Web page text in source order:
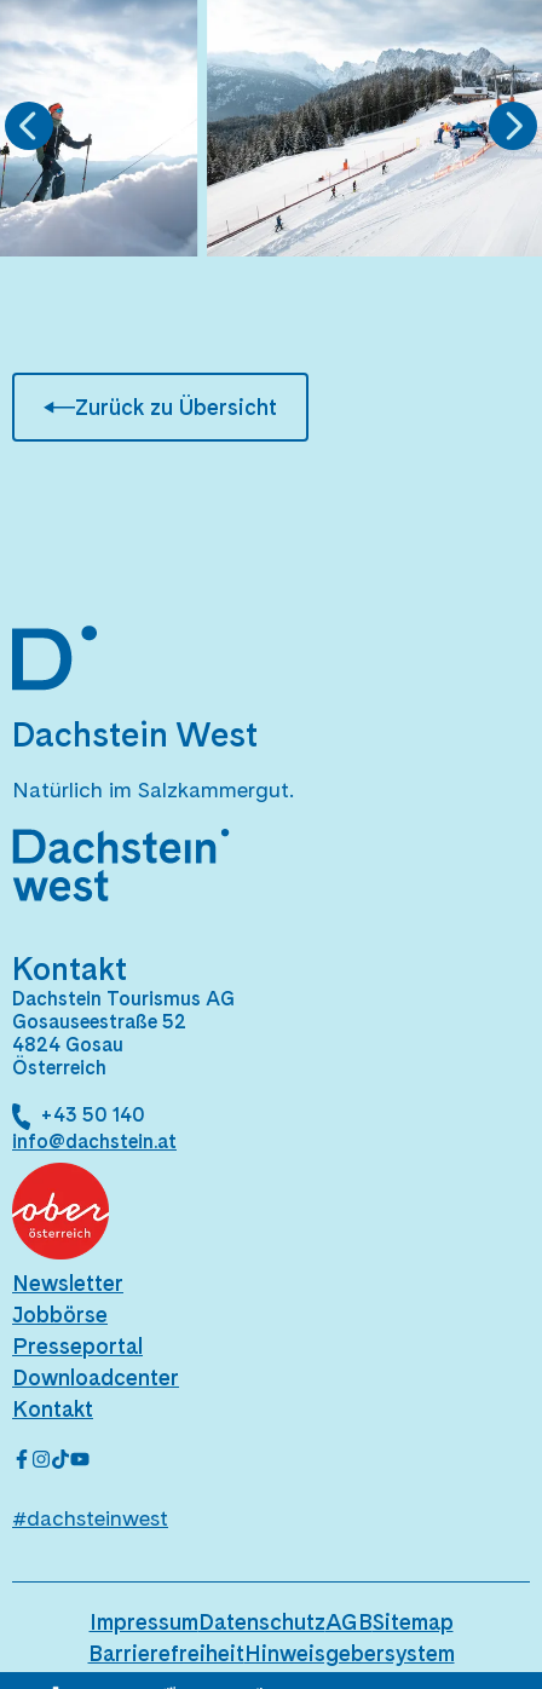
Zurück zu Übersicht
Dachstein West
Natürlich im Salzkammergut.
Kontakt
Dachstein Tourismus AG
Gosauseestraße 52
4824 Gosau
Österreich
+43 50 140
info@dachstein.at
Newsletter
Jobbörse
Presseportal
Downloadcenter
Kontakt
#dachsteinwest
ImpressumDatenschutzAGBSitemap
BarrierefreiheitHinweisgebersystem